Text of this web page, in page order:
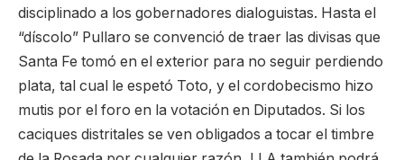
disciplinado a los gobernadores dialoguistas. Hasta el
“díscolo” Pullaro se convenció de traer las divisas que
Santa Fe tomó en el exterior para no seguir perdiendo
plata, tal cual le espetó Toto, y el cordobecismo hizo
mutis por el foro en la votación en Diputados. Si los
caciques distritales se ven obligados a tocar el timbre